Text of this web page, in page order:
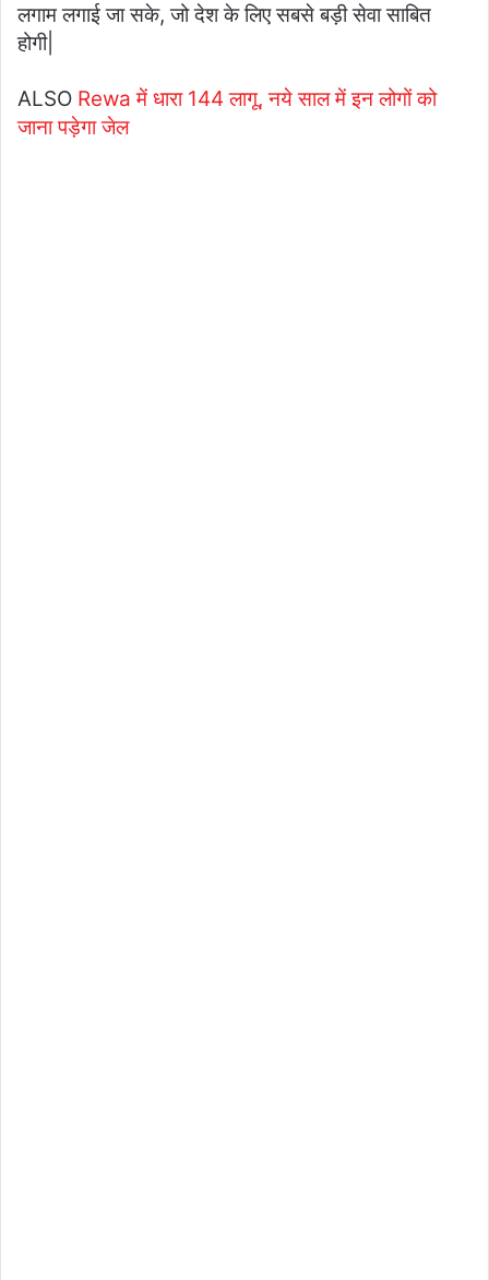
लगाम लगाई जा सके, जो देश के लिए सबसे बड़ी सेवा साबित
होगी|
ALSO Rewa में धारा 144 लागू, नये साल में इन लोगों को
जाना पड़ेगा जेल